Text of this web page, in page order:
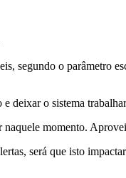
segundo o parâmetro
deixar o sistema
naquele momento.
será que isto